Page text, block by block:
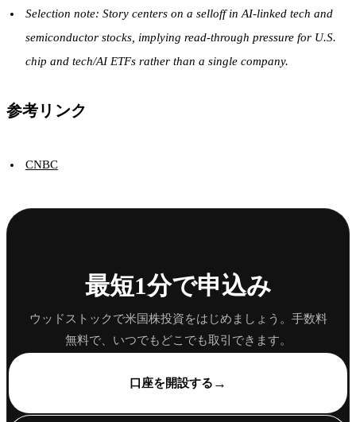
Selection note: Story centers on a selloff in AI-linked tech and
semiconductor stocks, implying read-through pressure for U.S.
chip and tech/AI ETFs rather than a single company.
参考リンク
CNBC
最短1分で申込み
ウッドストックで米国株投資をはじめましょう。手数料
無料で、いつでもどこでも取引できます。
口座を開設する →